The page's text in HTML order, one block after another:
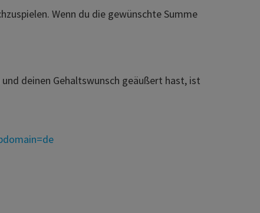
Wenn du die gewünschte Summe
deinen Gehaltswunsch geäußert hast, ist